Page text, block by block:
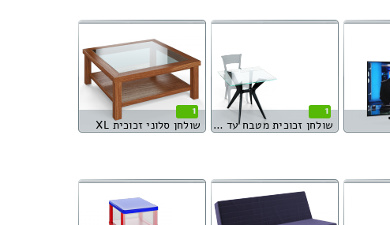
1
שולחן זכוכית מטבח עד 4 סועדים
1
שולחן סלוני זכוכית XL